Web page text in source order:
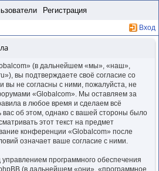
Регистрация
Вход
(в дальнейшем «мы», «наш»,
вы подтверждаете своё согласие со
вы не согласны с ними, пожалуйста, не
«Globalcom». Мы оставляем за
в любое время и сделаем всё
об этом, однако с вашей стороны было
этот текст на предмет
конференции «Globalcom» после
означает ваше согласие с ними.
программного обеспечения
(в дальнейшем «они», «программное